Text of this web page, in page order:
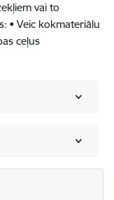
vai to
• Veic kokmateriālu
ceļus